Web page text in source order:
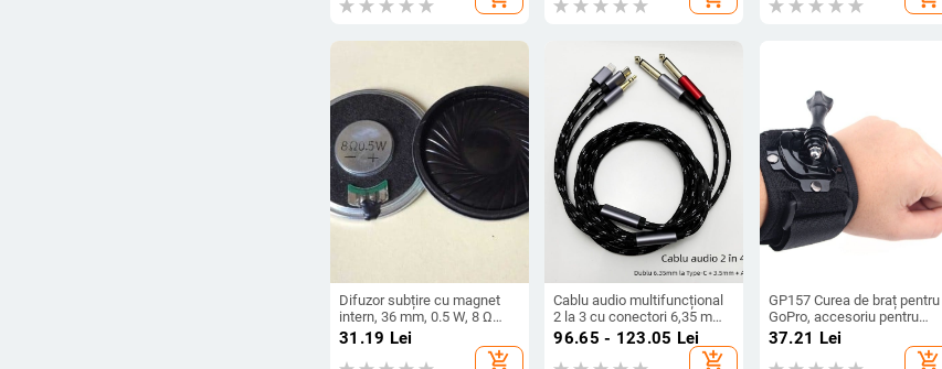
Difuzor subțire cu magnet
intern, 36 mm, 0.5 W, 8 Ω
pentru dispozitive smart
home
31.19 Lei
add_shopping_cart
Cablu audio multifuncțional
2 la 3 cu conectori 6,35 mm
M către USB-C, 3,5 mm și
Lightning
96.65 - 123.05 Lei
add_shopping_cart
GP157 Curea de braț pentru
GoPro, accesoriu pentru
cameră de sport, material PC
37.21 Lei
add_shopping_cart